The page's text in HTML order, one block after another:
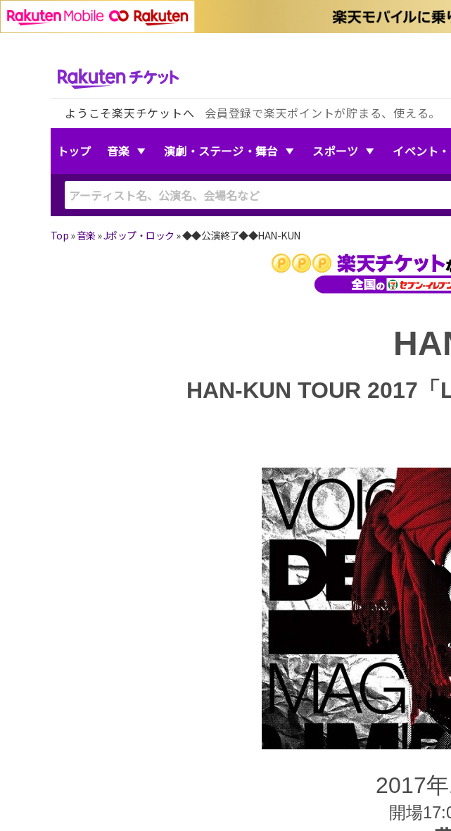
ようこそ楽天チケットへ 会員登録で楽天ポイントが貯まる、使える。
トップ 音楽 演劇・ステージ・舞台 スポーツ イベント
Top »音楽 »Jポップ・ロック »◆◆公演終了◆◆HAN-KUN
HAN-KUN TOUR 2017「
2017
開場